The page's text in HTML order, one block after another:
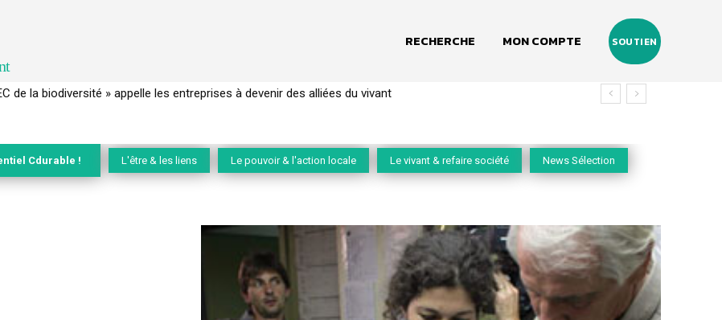
RECHERCHE MON COMPTE SOUTIEN
français a perdu sa mémoire hydrique et déréglé tout le territoire (2020-2026)
Cdurable ! L'être & les liens Le pouvoir & l'action locale Le vivant & refaire société News Sélection